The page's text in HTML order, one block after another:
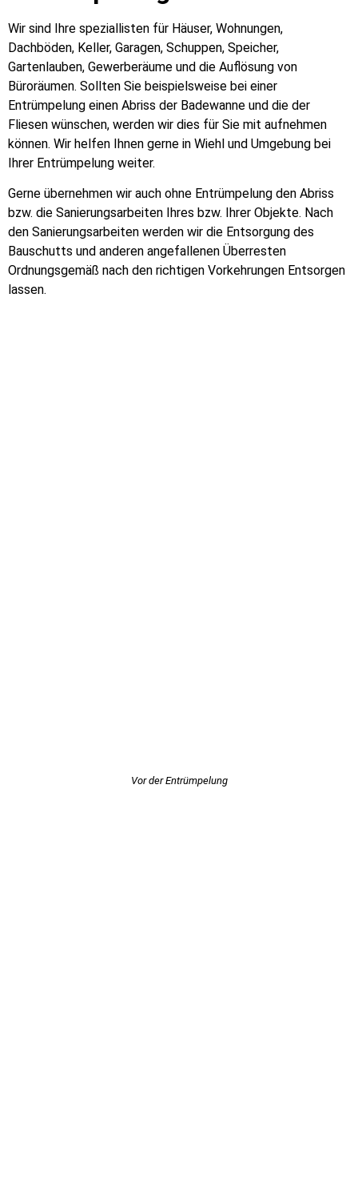
Wir sind Ihre speziallisten für Häuser, Wohnungen,
Dachböden, Keller, Garagen, Schuppen, Speicher,
Gartenlauben, Gewerberäume und die Auflösung von
Büroräumen. Sollten Sie beispielsweise bei einer
Entrümpelung einen Abriss der Badewanne und die der
Fliesen wünschen, werden wir dies für Sie mit aufnehmen
können. Wir helfen Ihnen gerne in Wiehl und Umgebung bei
Ihrer Entrümpelung weiter.
Gerne übernehmen wir auch ohne Entrümpelung den Abriss
bzw. die Sanierungsarbeiten Ihres bzw. Ihrer Objekte. Nach
den Sanierungsarbeiten werden wir die Entsorgung des
Bauschutts und anderen angefallenen Überresten
Ordnungsgemäß nach den richtigen Vorkehrungen Entsorgen
lassen.
Vor der Entrümpelung